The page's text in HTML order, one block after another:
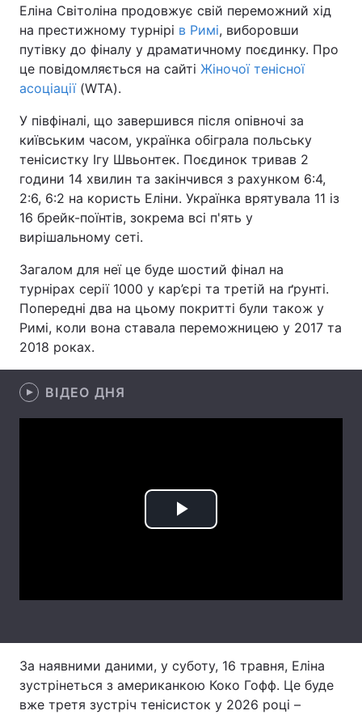
Україна Політика
Економіка Світ
Техно і зв'язок Лайт
Зброя Інциденти
Здоров'я Туризм
Цікавинки
Лонгріди
Інтерв'ю
Тема оформлення
Еліна Світоліна продовжує свій переможний хід
на престижному турнірі в Римі, виборовши
путівку до фіналу у драматичному поєдинку. Про
це повідомляється на сайті Жіночої тенісної
асоціації (WTA).
У півфіналі, що завершився після опівночі за
київським часом, українка обіграла польську
тенісистку Ігу Швьонтек. Поєдинок тривав 2
години 14 хвилин та закінчився з рахунком 6:4,
2:6, 6:2 на користь Еліни. Українка врятувала 11 із
16 брейк-поїнтів, зокрема всі п'ять у
вирішальному сеті.
Загалом для неї це буде шостий фінал на
турнірах серії 1000 у кар’єрі та третій на ґрунті.
Попередні два на цьому покритті були також у
Римі, коли вона ставала переможницею у 2017 та
2018 роках.
ВІДЕО ДНЯ
Play
За наявними даними, у суботу, 16 травня, Еліна
зустрінеться з американкою Коко Гофф. Це буде
вже третя зустріч тенісисток у 2026 році –